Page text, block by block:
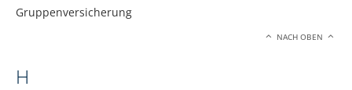
Gruppenversicherung
NACH OBEN
H